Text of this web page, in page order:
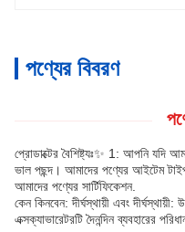
পণ্যের বিবরণ
প্রোডাক্টের বৈশিষ্ট্যঃ✨ 1: আপনি যদি
ভাল পছন্দ। আমাদের পণ্যের আইটেম
আমাদের পণ্যের সার্টিফিকেশন.
কেন কিনবেন: দীর্ঘস্থায়ী এবং
এক্সক্যাভারেটরটি দৈনন্দিন ব্যবহারের